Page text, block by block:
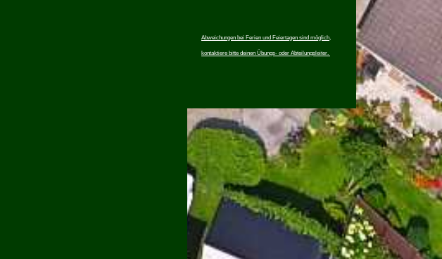
Abweichungen bei Ferien und Feiertagen sind möglich,
kontaktiere bitte deinen Übungs- oder Abteilungsleiter.